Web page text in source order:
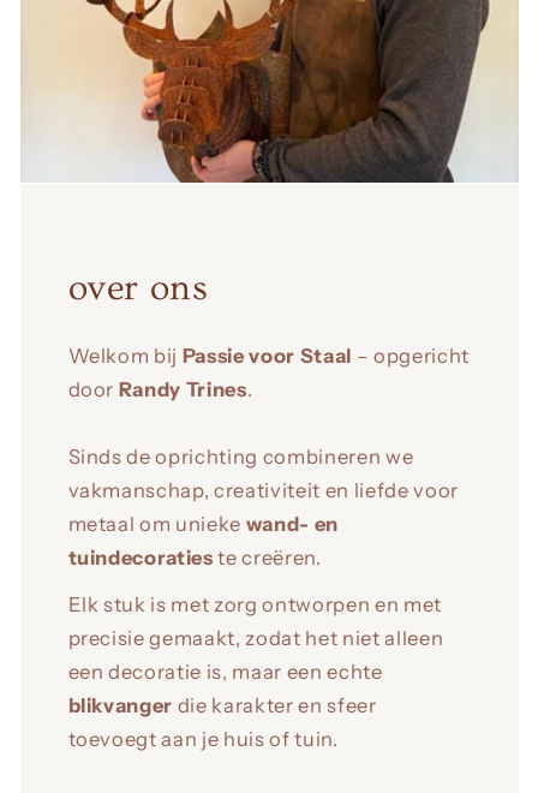
over ons
Welkom bij Passie voor Staal – opgericht
door Randy Trines.
Sinds de oprichting combineren we
vakmanschap, creativiteit en liefde voor
metaal om unieke wand- en
tuindecoraties te creëren.
Elk stuk is met zorg ontworpen en met
precisie gemaakt, zodat het niet alleen
een decoratie is, maar een echte
blikvanger die karakter en sfeer
toevoegt aan je huis of tuin.